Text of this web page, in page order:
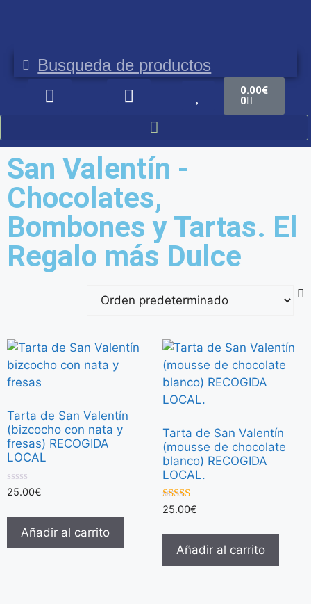
Envíos gratis a partir de 100 €
0.00€
0
San Valentín -
Chocolates,
Bombones y Tartas. El
Regalo más Dulce
Tarta de San Valentín
(bizcocho con nata y
fresas) RECOGIDA
LOCAL
0
5
25.00€
Añadir al carrito
Tarta de San Valentín
(mousse de chocolate
blanco) RECOGIDA
LOCAL.
4.00
de 5
25.00€
Añadir al carrito